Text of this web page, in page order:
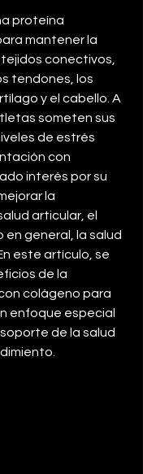
proteína
mantener la
conectivos,
tendones, los
y el cabello. A
someten sus
de estrés
con
interés por su
la
articular, el
en general, la salud
este artículo, se
de la
colágeno para
enfoque especial
de la salud